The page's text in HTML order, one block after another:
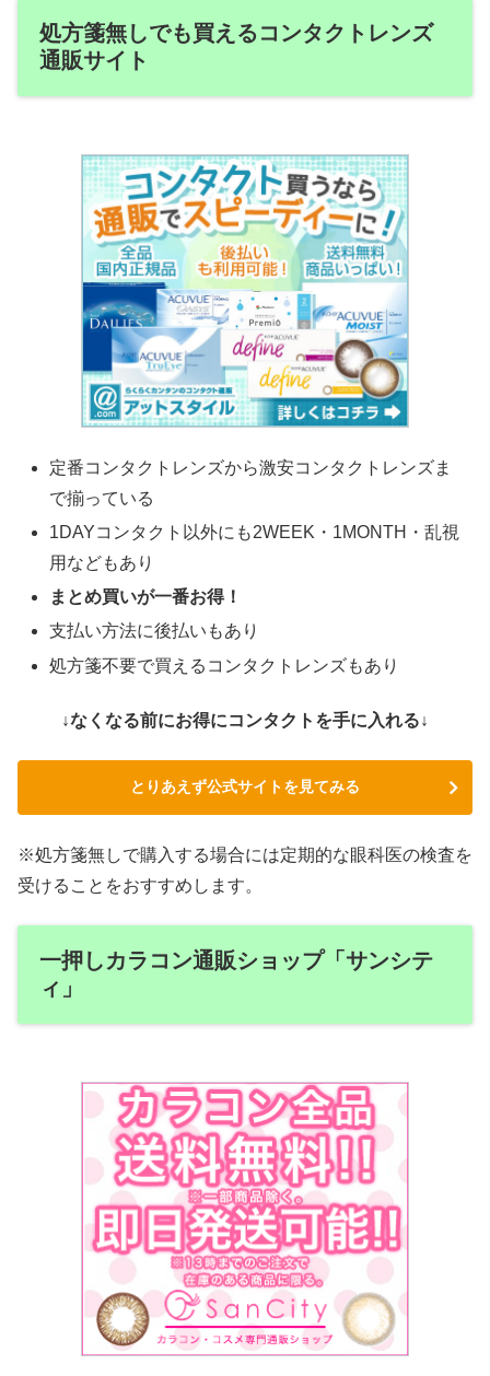
処方箋無しでも買えるコンタクトレンズ
通販サイト
定番コンタクトレンズから激安コンタクトレンズま
で揃っている
1DAYコンタクト以外にも2WEEK・1MONTH・乱視
用などもあり
まとめ買いが一番お得！
支払い方法に後払いもあり
処方箋不要で買えるコンタクトレンズもあり
↓なくなる前にお得にコンタクトを手に入れる↓
とりあえず公式サイトを見てみる
※処方箋無しで購入する場合には定期的な眼科医の検査を
受けることをおすすめします。
一押しカラコン通販ショップ「サンシテ
ィ」